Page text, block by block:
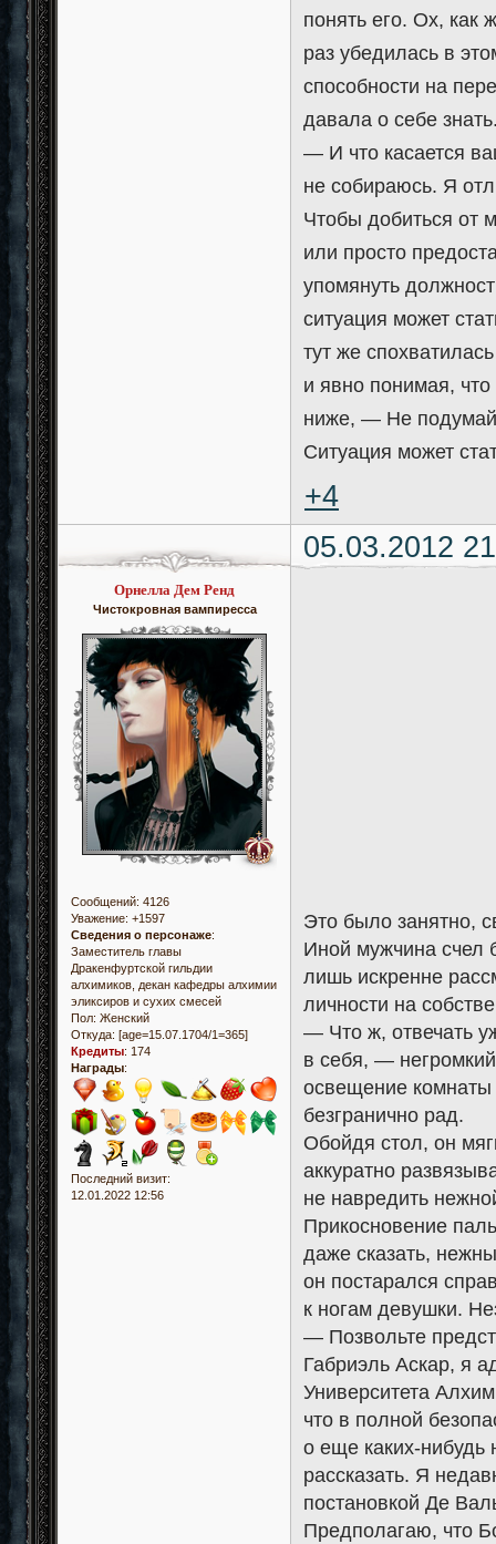
понять его. Ох, как
раз убедилась в
способности на
давала о себе
— И что касается
не собираюсь. Я
Чтобы добиться от
или просто
упомянуть
ситуация может
тут же
и явно понимая, что
ниже, — Не
Ситуация может
+4
05.03.2012
Орнелла Дем Ренд
Чистокровная вампиресса
Сообщений: 4126
Уважение: +1597
Сведения о персонаже:
Заместитель главы
Дракенфуртской гильдии
алхимиков, декан кафедры алхимии
эликсиров и сухих смесей
Пол: Женский
Откуда: [age=15.07.1704/1=365]
Кредиты: 174
Награды:
Последний визит:
12.01.2022 12:56
Это было занятно,
Иной мужчина счел
лишь искренне
личности на
— Что ж, отвечать
в себя, —
освещение
безгранично рад.
Обойдя стол, он
аккуратно
не навредить
Прикосновение
даже сказать,
он постарался
к ногам девушки.
— Позвольте
Габриэль Аскар, я
Университета
что в полной
о еще каких-нибудь
рассказать. Я
постановкой Де
Предполагаю, что